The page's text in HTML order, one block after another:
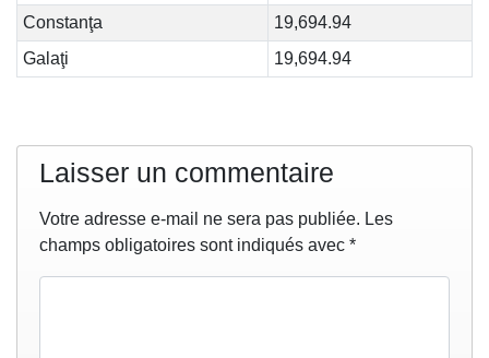
Constanţa
19,694.94
Galaţi
19,694.94
Laisser un commentaire
Votre adresse e-mail ne sera pas publiée. Les
champs obligatoires sont indiqués avec *